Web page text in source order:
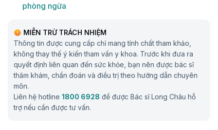
phòng ngừa
MIỄN TRỪ TRÁCH NHIỆM
Thông tin được cung cấp chỉ mang tính chất tham khảo,
không thay thế ý kiến tham vấn y khoa. Trước khi đưa ra
quyết định liên quan đến sức khỏe, bạn nên được bác sĩ
thăm khám, chẩn đoán và điều trị theo hướng dẫn chuyên
môn.
Liên hệ hotline 1800 6928 để được Bác sĩ Long Châu hỗ
trợ nếu cần được tư vấn.